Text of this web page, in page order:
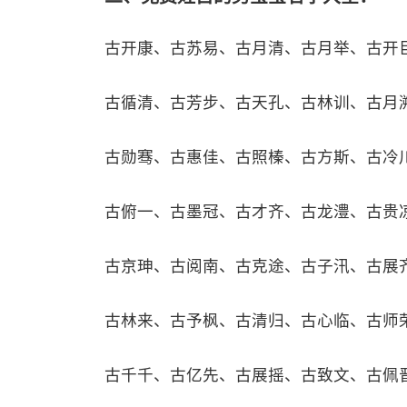
古开康、古苏易、古月清、古月举、古开
古循清、古芳步、古天孔、古林训、古月
古勋骞、古惠佳、古照榛、古方斯、古冷川
古俯一、古墨冠、古才齐、古龙澧、古贵
古京珅、古阅南、古克途、古子汛、古展
古林来、古予枫、古清归、古心临、古师
古千千、古亿先、古展摇、古致文、古佩